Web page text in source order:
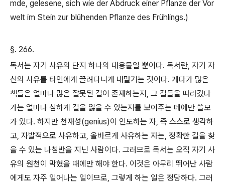
mde, gelesene, sich wie der Abdruck einer Pflanze der Vor
welt im Stein zur blühenden Pflanze des Frühlings.)
§. 266.
독서는 자기 사유의 단지 하나의 대용물일 뿐이다. 독서란, 자기 자
신의 사유를 타인에게 끌려다니게 내맡기는 것이다. 게다가 많은
책들은 얼마나 많은 잘못된 길이 존재하는지 , 그 길들을 따라갔다
가는 얼마나 심하게 길을 잃을 수 있는지를 보여주는 데에만 쓸모
가 있다. 하지만 천재성(genius)이 인도하는 자, 즉 스스로 생각하
고, 자발적으로 사유하고, 올바르게 사유하는 자는, 정확한 길을 찾
을 수 있는 나침반을 지닌 사람이다. 그러므로 독서는 오직 자기 사
유의 원천이 막혔을 때에만 해야 한다. 이것은 아무리 뛰어난 사람
에게도 자주 일어나는 일이므로, 그렇게 하는 일은 정당하다. 그러